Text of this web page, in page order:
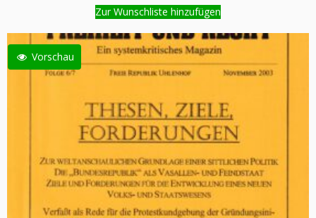
Zur Wunschliste hinzufügen
Vorschau